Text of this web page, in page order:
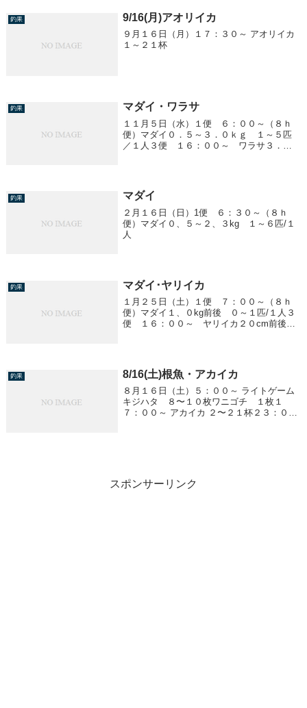
釣果 9/16(月)アオリイカ
９月１６日（月）１７：３０～ アオリイカ
１～２１杯
釣果 マダイ・ワラサ
１１月５日（水）１便 ６：００～（８ｈ
便）マダイ０．５～３．０ｋｇ １～５匹
／１人３便 １６：００～ ワラサ３．０
釣果 マダイ
２月１６日（日）1便 ６：３０～（８ｈ
便）マダイ０、５～２、３kg １～６匹/１
人
釣果 マダイ･ヤリイカ
１月２５日（土）１便 ７：００～（８ｈ
便）マダイ１、０kg前後 ０～１匹/１人３
便 １６：００～ ヤリイカ２０cm前後
釣果 8/16(土)根魚・アカイカ
８月１６日（土）５：００～ ライトゲーム
キジハタ ８〜１０枚ワニゴチ １枚１
７：００～ アカイカ ２〜２１杯２３：００
スポンサーリンク